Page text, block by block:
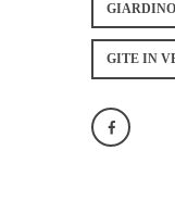
GITE IN